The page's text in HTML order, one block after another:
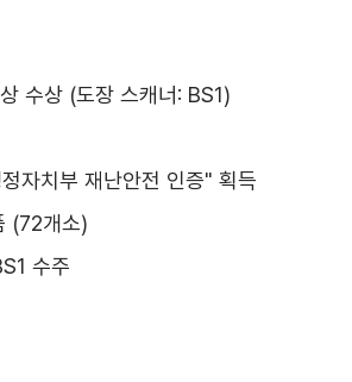
수상 (도장 스캐너: BS1)
자치부 재난안전 인증" 획득
(72개소)
수주